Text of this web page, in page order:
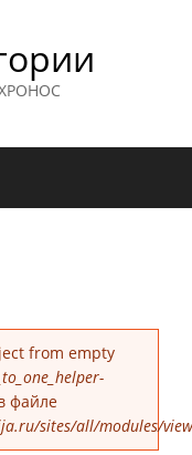
ХРОНОС
from empty
файле
sites/all/modules/